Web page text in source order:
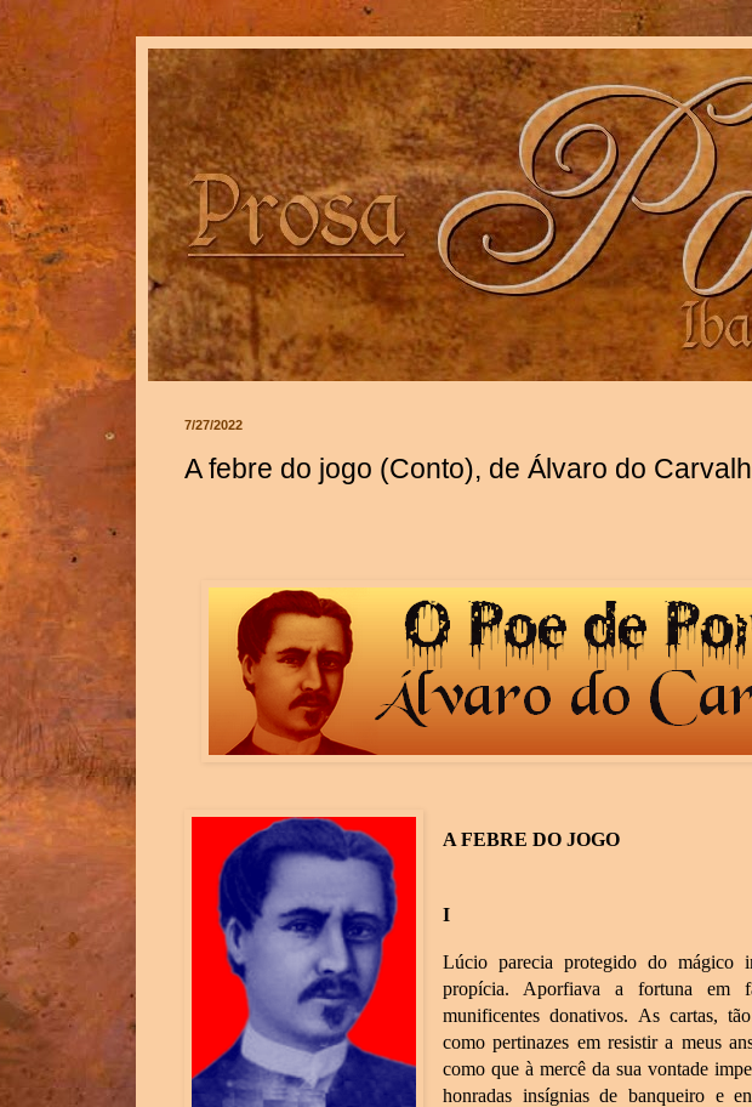
7/27/2022
A febre do jogo (Conto), de Álvaro do
A FEBRE DO JOGO
I
Lúcio parecia protegido do mágico
propícia. Aporfiava a fortuna em
munificentes donativos. As cartas,
como pertinazes em resistir a meus
como que à mercê da sua vontade
honradas insígnias de banqueiro e